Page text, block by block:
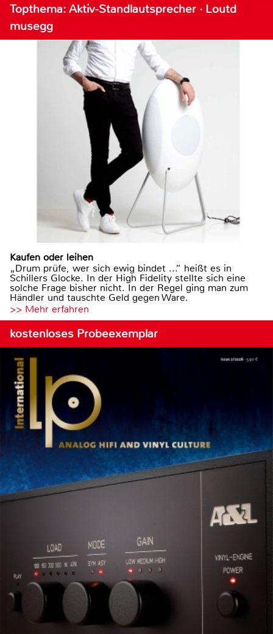
Topthema: Aktiv-Standlautsprecher · Loutd
musegg
Kaufen oder leihen
„Drum prüfe, wer sich ewig bindet ...“ heißt es in
Schillers Glocke. In der High Fidelity stellte sich eine
solche Frage bisher nicht. In der Regel ging man zum
Händler und tauschte Geld gegen Ware.
>> Mehr erfahren
kostenloses Probeexemplar